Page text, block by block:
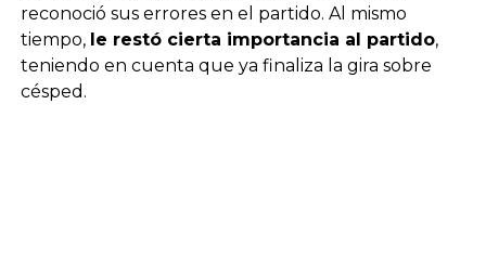
reconoció sus errores en el partido. Al mismo
tiempo, le restó cierta importancia al partido,
teniendo en cuenta que ya finaliza la gira sobre
césped.